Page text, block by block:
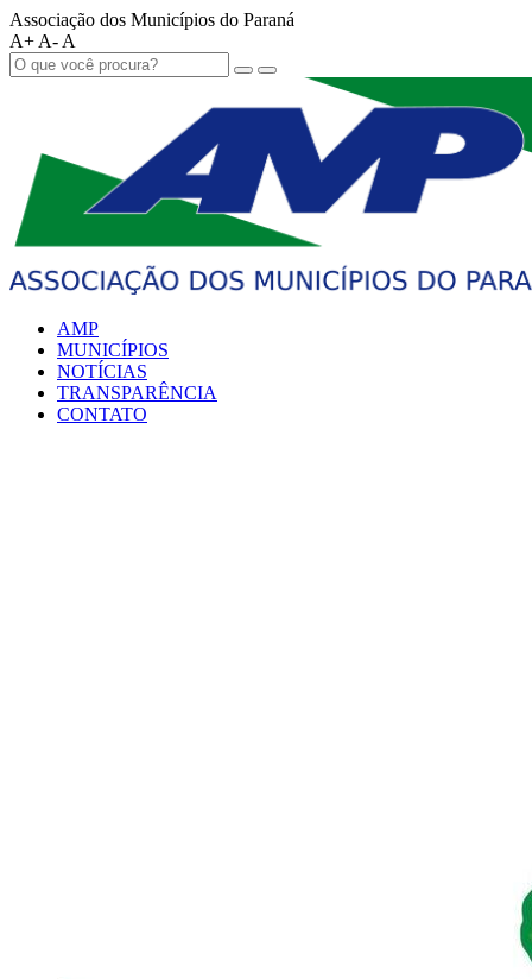
Associação dos Municípios do Paraná
A+ A- A
AMP
MUNICÍPIOS
NOTÍCIAS
TRANSPARÊNCIA
CONTATO